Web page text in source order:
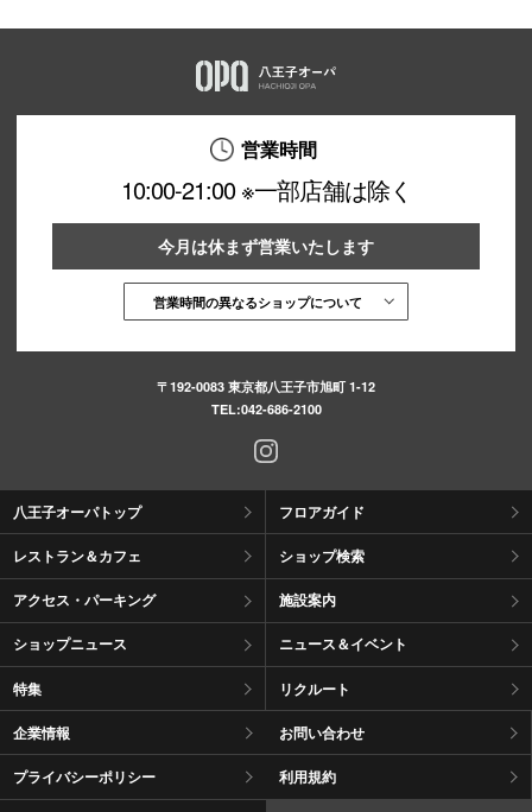
営業時間
10:00-21:00 ※一部店舗は除く
今月は休まず営業いたします
営業時間の異なるショップについて
〒192-0083 東京都八王子市旭町 1-12
TEL:042-686-2100
八王子オーパトップ フロアガイド
レストラン＆カフェ ショップ検索
アクセス・パーキング 施設案内
ショップニュース ニュース＆イベント
特集 リクルート
企業情報 お問い合わせ
プライバシーポリシー 利用規約